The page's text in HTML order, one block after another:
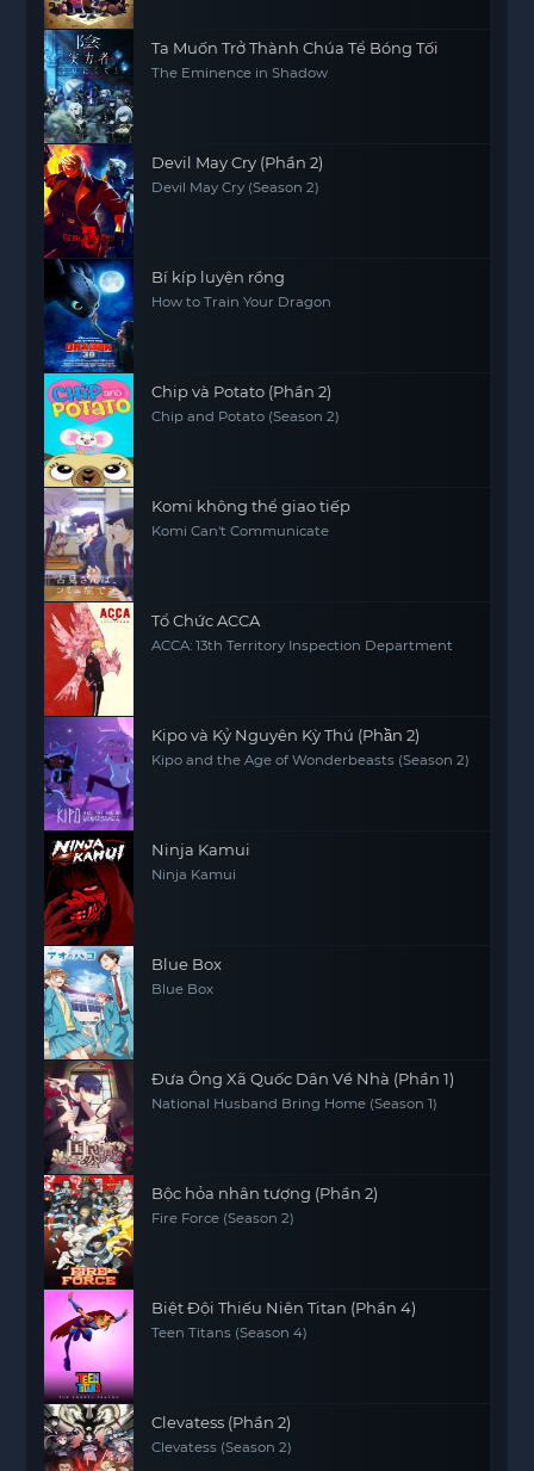
Ta Muốn Trở Thành Chúa Tể Bóng Tối
The Eminence in Shadow
Devil May Cry (Phần 2)
Devil May Cry (Season 2)
Bí kíp luyện rồng
How to Train Your Dragon
Chip và Potato (Phần 2)
Chip and Potato (Season 2)
Komi không thể giao tiếp
Komi Can't Communicate
Tổ Chức ACCA
ACCA: 13th Territory Inspection Department
Kipo và Kỷ Nguyên Kỳ Thú (Phần 2)
Kipo and the Age of Wonderbeasts (Season 2)
Ninja Kamui
Ninja Kamui
Blue Box
Blue Box
Đưa Ông Xã Quốc Dân Về Nhà (Phần 1)
National Husband Bring Home (Season 1)
Bộc hỏa nhân tượng (Phần 2)
Fire Force (Season 2)
Biệt Đội Thiếu Niên Titan (Phần 4)
Teen Titans (Season 4)
Clevatess (Phần 2)
Clevatess (Season 2)